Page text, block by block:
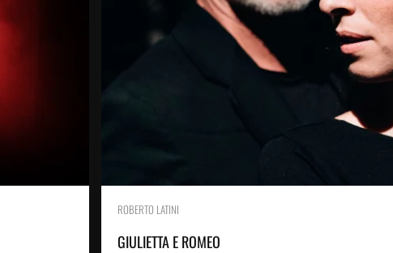
ROBERTO LATINI
GIULIETTA E ROMEO